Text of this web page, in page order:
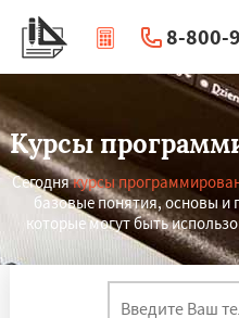
8-800-
|
Курсы
Сегоднякурсы
базовые понятия, основы
которые могут быть